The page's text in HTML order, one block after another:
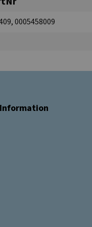
0005458009
Information